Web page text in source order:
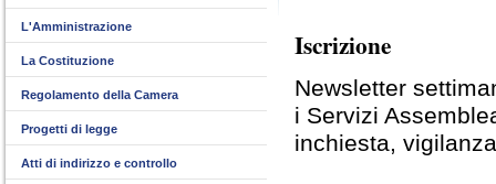
Iscrizione
Newsletter
i Servizi
inchiesta,
L'Amministrazione
La Costituzione
Regolamento della Camera
Progetti di legge
Atti di indirizzo e controllo